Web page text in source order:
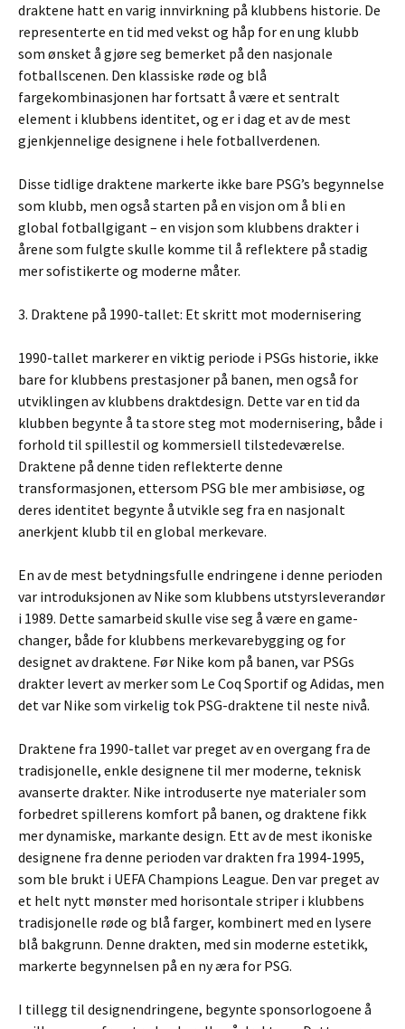
draktene hatt en varig innvirkning på klubbens historie. De
representerte en tid med vekst og håp for en ung klubb
som ønsket å gjøre seg bemerket på den nasjonale
fotballscenen. Den klassiske røde og blå
fargekombinasjonen har fortsatt å være et sentralt
element i klubbens identitet, og er i dag et av de mest
gjenkjennelige designene i hele fotballverdenen.
Disse tidlige draktene markerte ikke bare PSG’s begynnelse
som klubb, men også starten på en visjon om å bli en
global fotballgigant – en visjon som klubbens drakter i
årene som fulgte skulle komme til å reflektere på stadig
mer sofistikerte og moderne måter.
3. Draktene på 1990-tallet: Et skritt mot modernisering
1990-tallet markerer en viktig periode i PSGs historie, ikke
bare for klubbens prestasjoner på banen, men også for
utviklingen av klubbens draktdesign. Dette var en tid da
klubben begynte å ta store steg mot modernisering, både i
forhold til spillestil og kommersiell tilstedeværelse.
Draktene på denne tiden reflekterte denne
transformasjonen, ettersom PSG ble mer ambisiøse, og
deres identitet begynte å utvikle seg fra en nasjonalt
anerkjent klubb til en global merkevare.
En av de mest betydningsfulle endringene i denne perioden
var introduksjonen av Nike som klubbens utstyrsleverandør
i 1989. Dette samarbeid skulle vise seg å være en game-
changer, både for klubbens merkevarebygging og for
designet av draktene. Før Nike kom på banen, var PSGs
drakter levert av merker som Le Coq Sportif og Adidas, men
det var Nike som virkelig tok PSG-draktene til neste nivå.
Draktene fra 1990-tallet var preget av en overgang fra de
tradisjonelle, enkle designene til mer moderne, teknisk
avanserte drakter. Nike introduserte nye materialer som
forbedret spillerens komfort på banen, og draktene fikk
mer dynamiske, markante design. Ett av de mest ikoniske
designene fra denne perioden var drakten fra 1994-1995,
som ble brukt i UEFA Champions League. Den var preget av
et helt nytt mønster med horisontale striper i klubbens
tradisjonelle røde og blå farger, kombinert med en lysere
blå bakgrunn. Denne drakten, med sin moderne estetikk,
markerte begynnelsen på en ny æra for PSG.
I tillegg til designendringene, begynte sponsorlogoene å